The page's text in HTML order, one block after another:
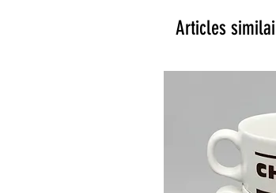
Articles